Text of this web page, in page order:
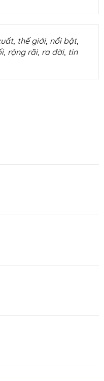
, thế giới, nổi bật,
, rộng rãi, ra đời, tin